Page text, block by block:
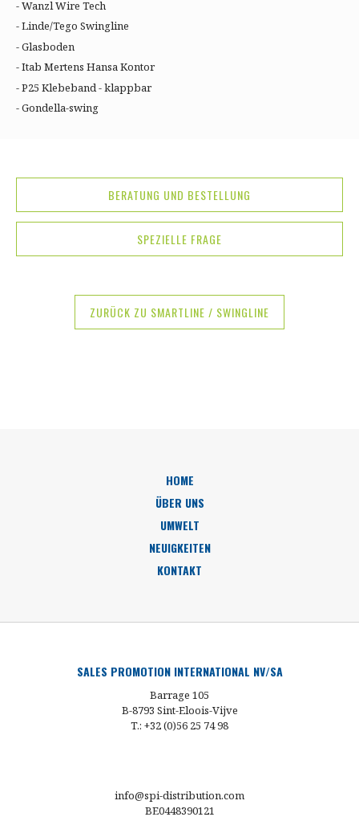
- Wanzl Wire Tech
- Linde/Tego Swingline
- Glasboden
- Itab Mertens Hansa Kontor
- P25 Klebeband - klappbar
- Gondella-swing
BERATUNG UND BESTELLUNG
SPEZIELLE FRAGE
ZURÜCK ZU SMARTLINE / SWINGLINE
HOME
ÜBER UNS
UMWELT
NEUIGKEITEN
KONTAKT
SALES PROMOTION INTERNATIONAL NV/SA
Barrage 105
B-8793 Sint-Eloois-Vijve
T.: +32 (0)56 25 74 98
info@spi-distribution.com
BE0448390121